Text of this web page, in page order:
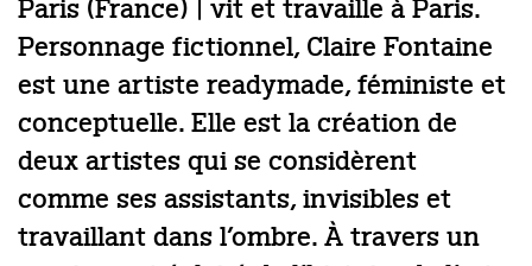
Paris (France) | vit et travaille à Paris.
Personnage fictionnel, Claire Fontaine
est une artiste readymade, féministe et
conceptuelle. Elle est la création de
deux artistes qui se considèrent
comme ses assistants, invisibles et
travaillant dans l’ombre. À travers un